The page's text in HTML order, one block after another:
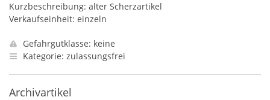
Kurzbeschreibung: alter Scherzartikel
Verkaufseinheit: einzeln
Gefahrgutklasse: keine
Kategorie: zulassungsfrei
Archivartikel